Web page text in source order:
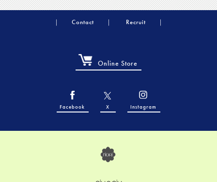
Contact Recruit
Online Store
Facebook X Instagram